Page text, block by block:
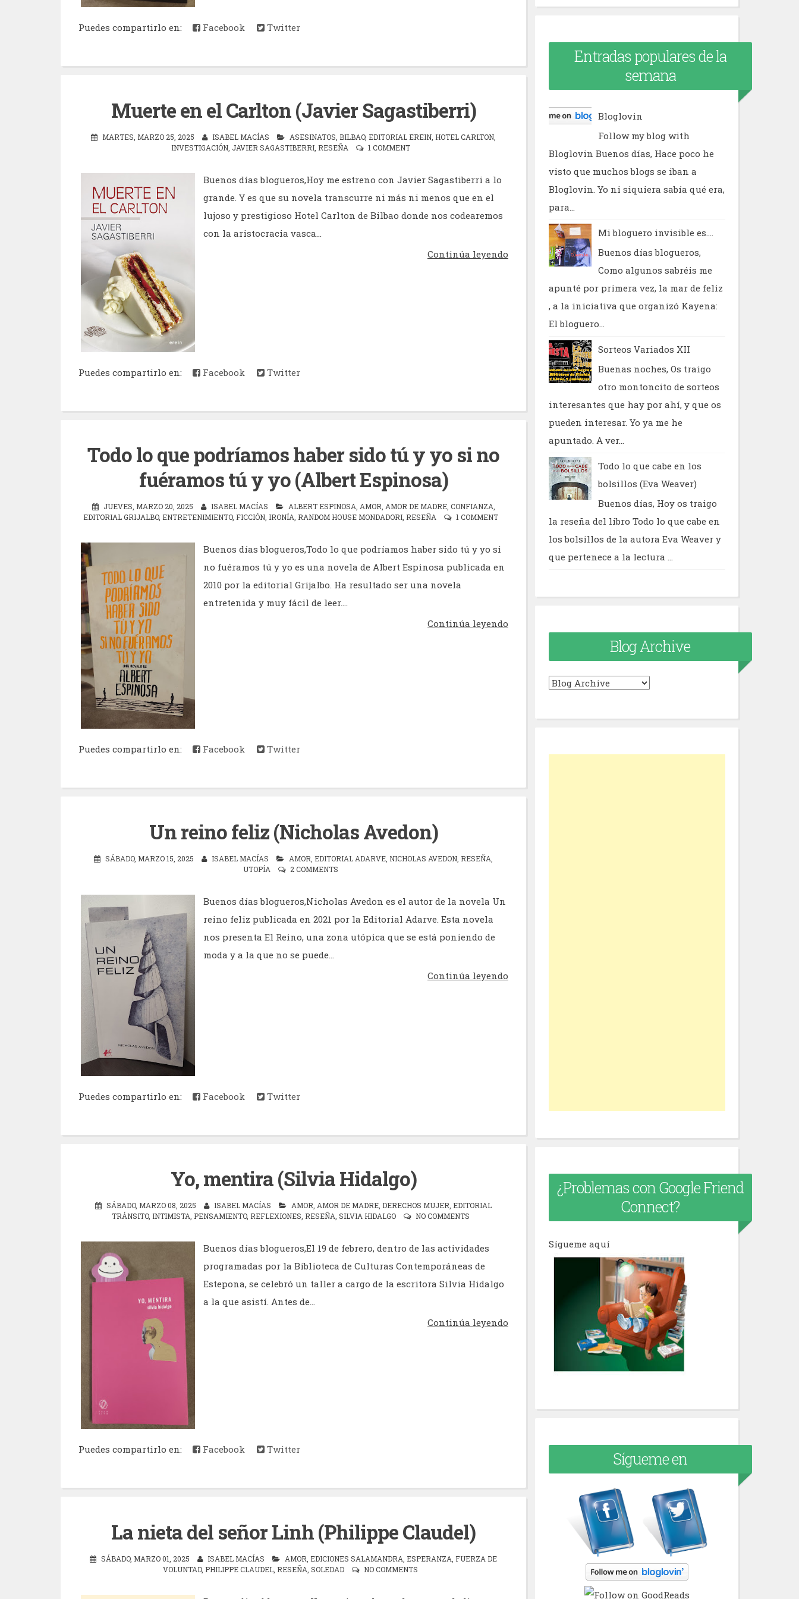
Puedes compartirlo en: Facebook Twitter
Muerte en el Carlton (Javier Sagastiberri)
MARTES, MARZO 25, 2025 ISABEL MACÍAS ASESINATOS BILBAO, EDITORIAL EREIN HOTEL CARLTON
INVESTIGACIÓN, JAVIER SAGASTIBERRI, RESEÑA 1 COMMENT
Buenos días blogueros,Hoy me estreno con Javier Sagastiberri a lo
grande. Y es que su novela transcurre ni más ni menos que en el
lujoso y prestigioso Hotel Carlton de Bilbao donde nos codearemos
con la aristocracia vasca...
Continúa leyendo
Puedes compartirlo en: Facebook Twitter
Todo lo que podríamos haber sido tú y yo si no
fuéramos tú y yo (Albert Espinosa)
JUEVES, MARZO 20, 2025 ISABEL MACÍAS ALBERT ESPINOSA, AMOR, AMOR DE MADRE, CONFIANZA,
EDITORIAL GRIJALBO, ENTRETENIMIENTO, FICCIÓN, IRONÍA, RANDOM HOUSE MONDADORI, RESEÑA 1 COMMENT
Buenos días blogueros,Todo lo que podríamos haber sido tú y yo si
no fuéramos tú y yo es una novela de Albert Espinosa publicada en
2010 por la editorial Grijalbo. Ha resultado ser una novela
entretenida y muy fácil de leer....
Continúa leyendo
Puedes compartirlo en: Facebook Twitter
Un reino feliz (Nicholas Avedon)
SÁBADO, MARZO 15, 2025 ISABEL MACÍAS AMOR EDITORIAL ADARVE NICHOLAS AVEDON RESEÑA
UTOPÍA
2 COMMENTS
Buenos días blogueros,Nicholas Avedon es el autor de la novela Un
reino feliz publicada en 2021 por la Editorial Adarve. Esta novela
nos presenta El Reino, una zona utópica que se está poniendo de
moda y a la que no se puede...
Continúa leyendo
Puedes compartirlo en: Facebook Twitter
Yo, mentira (Silvia Hidalgo)
SÁBADO, MARZO 08, 2025 ISABEL MACÍAS AMOR, AMOR DE MADRE, DERECHOS MUJER, EDITORIAL
TRÁNSITO, INTIMISTA, PENSAMIENTO, REFLEXIONES, RESEÑA, SILVIA HIDALGO NO COMMENTS
Buenos días blogueros,El 19 de febrero, dentro de las actividades
programadas por la Biblioteca de Culturas Contemporáneas de
Estepona, se celebró un taller a cargo de la escritora Silvia Hidalgo
a la que asistí. Antes de...
Continúa leyendo
Puedes compartirlo en: Facebook Twitter
La nieta del señor Linh (Philippe Claudel)
SÁBADO, MARZO 01, 2025 ISABEL MACÍAS AMOR EDICIONES SALAMANDRA ESPERANZA FUERZA DE
VOLUNTAD, PHILIPPE CLAUDEL RESEÑA SOLEDAD NO COMMENTS
Entradas populares de la
semana
Bloglovin
Follow my blog with
Bloglovin Buenos días, Hace poco he
visto que muchos blogs se iban a
Bloglovin. Yo ni siquiera sabía qué era,
para...
Mi bloguero invisible es....
Buenos días blogueros,
Como algunos sabréis me
apunté por primera vez, la mar de feliz
, a la iniciativa que organizó Kayena:
El bloguero...
Sorteos Variados XII
Buenas noches, Os traigo
otro montoncito de sorteos
interesantes que hay por ahí, y que os
pueden interesar. Yo ya me he
apuntado. A ver...
Todo lo que cabe en los
bolsillos (Eva Weaver)
Buenos días, Hoy os traigo
la reseña del libro Todo lo que cabe en
los bolsillos de la autora Eva Weaver y
que pertenece a la lectura ...
Blog Archive
¿Problemas con Google Friend
Connect?
Sígueme aquí
Sígueme en